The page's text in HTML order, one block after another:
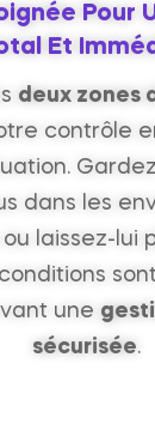
Pour
Et
deux zones
contrôle
dans les
laissez-lui
une
sécurisée.